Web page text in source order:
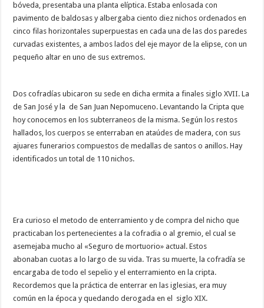
bóveda, presentaba una planta elíptica. Estaba enlosada con
pavimento de baldosas y albergaba ciento diez nichos ordenados en
cinco filas horizontales superpuestas en cada una de las dos paredes
curvadas existentes, a ambos lados del eje mayor de la elipse, con un
pequeño altar en uno de sus extremos.
Dos cofradías ubicaron su sede en dicha ermita a finales siglo XVII. La
de San José y la de San Juan Nepomuceno. Levantando la Cripta que
hoy conocemos en los subterraneos de la misma. Según los restos
hallados, los cuerpos se enterraban en ataúdes de madera, con sus
ajuares funerarios compuestos de medallas de santos o anillos. Hay
identificados un total de 110 nichos.
Era curioso el metodo de enterramiento y de compra del nicho que
practicaban los pertenecientes a la cofradia o al gremio, el cual se
asemejaba mucho al «Seguro de mortuorio» actual. Estos
abonaban cuotas a lo largo de su vida. Tras su muerte, la cofradía se
encargaba de todo el sepelio y el enterramiento en la cripta.
Recordemos que la práctica de enterrar en las iglesias, era muy
común en la época y quedando derogada en el siglo XIX.